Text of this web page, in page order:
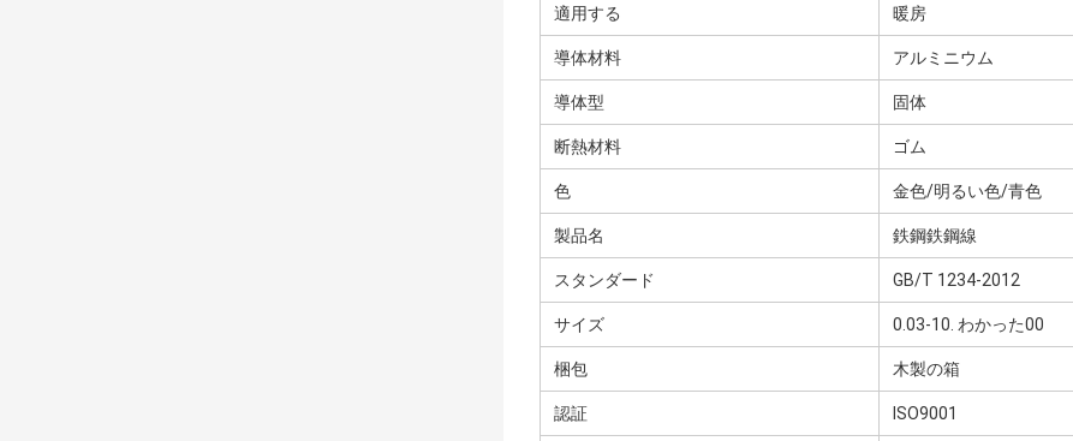
適用する 暖房
導体材料 アルミニウム
導体型 固体
断熱材料 ゴム
色 金色/明るい色/青色
製品名 鉄鋼鉄鋼線
スタンダード GB/T 1234-2012
サイズ 0.03-10. わかった00
梱包 木製の箱
認証 ISO9001